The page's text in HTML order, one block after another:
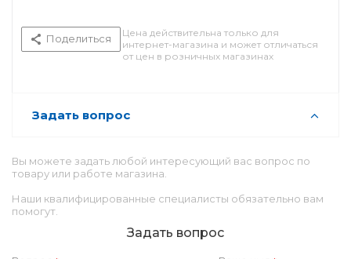
Поделиться
Цена действительна только для
интернет-магазина и может отличаться
от цен в розничных магазинах
Задать вопрос
Вы можете задать любой интересующий вас вопрос по
товару или работе магазина.
Наши квалифицированные специалисты обязательно вам
помогут.
Задать вопрос